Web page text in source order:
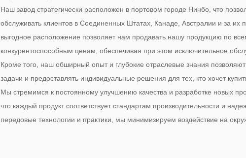
Наш завод стратегически расположен в портовом городе Нинбо, что
обслуживать клиентов в Соединенных Штатах, Канаде, Австралии и за их
выгодное расположение позволяет нам продавать нашу продукцию по
конкурентоспособным ценам, обеспечивая при этом исключительное
Кроме того, наш обширный опыт и глубокие отраслевые знания
задачи и предоставлять индивидуальные решения для тех, кто хочет
Мы стремимся к постоянному улучшению качества и разработке новых
что каждый продукт соответствует стандартам производительности и
передовые технологии и практики, мы минимизируем воздействие на